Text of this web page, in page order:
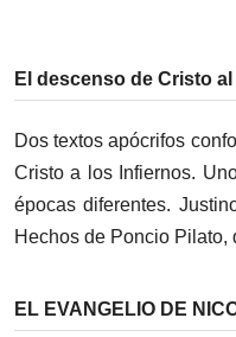
El descenso de Cristo
Dos textos apócrifos
Cristo a los Infiernos.
épocas diferentes.
Hechos de Poncio Pilato,
EL EVANGELIO DE